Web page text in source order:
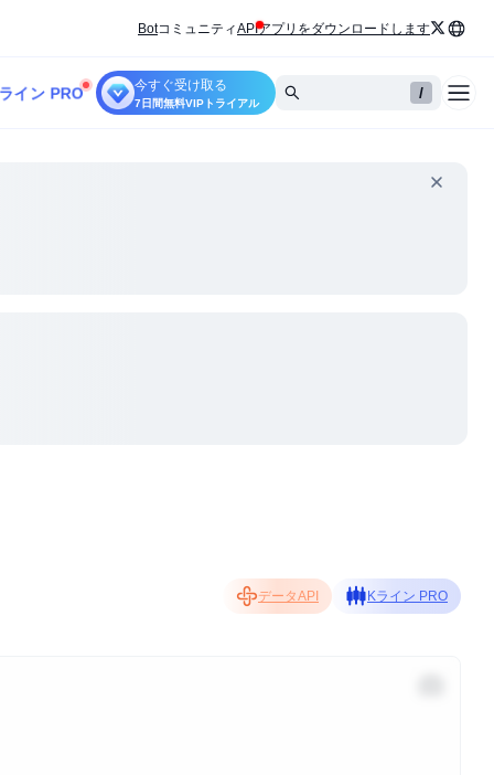
BotコミュニティAPIアプリをダウンロードします
イン PRO 今すぐ受け取る
7日間無料VIPトライアル
/
データAPI Kライン PRO